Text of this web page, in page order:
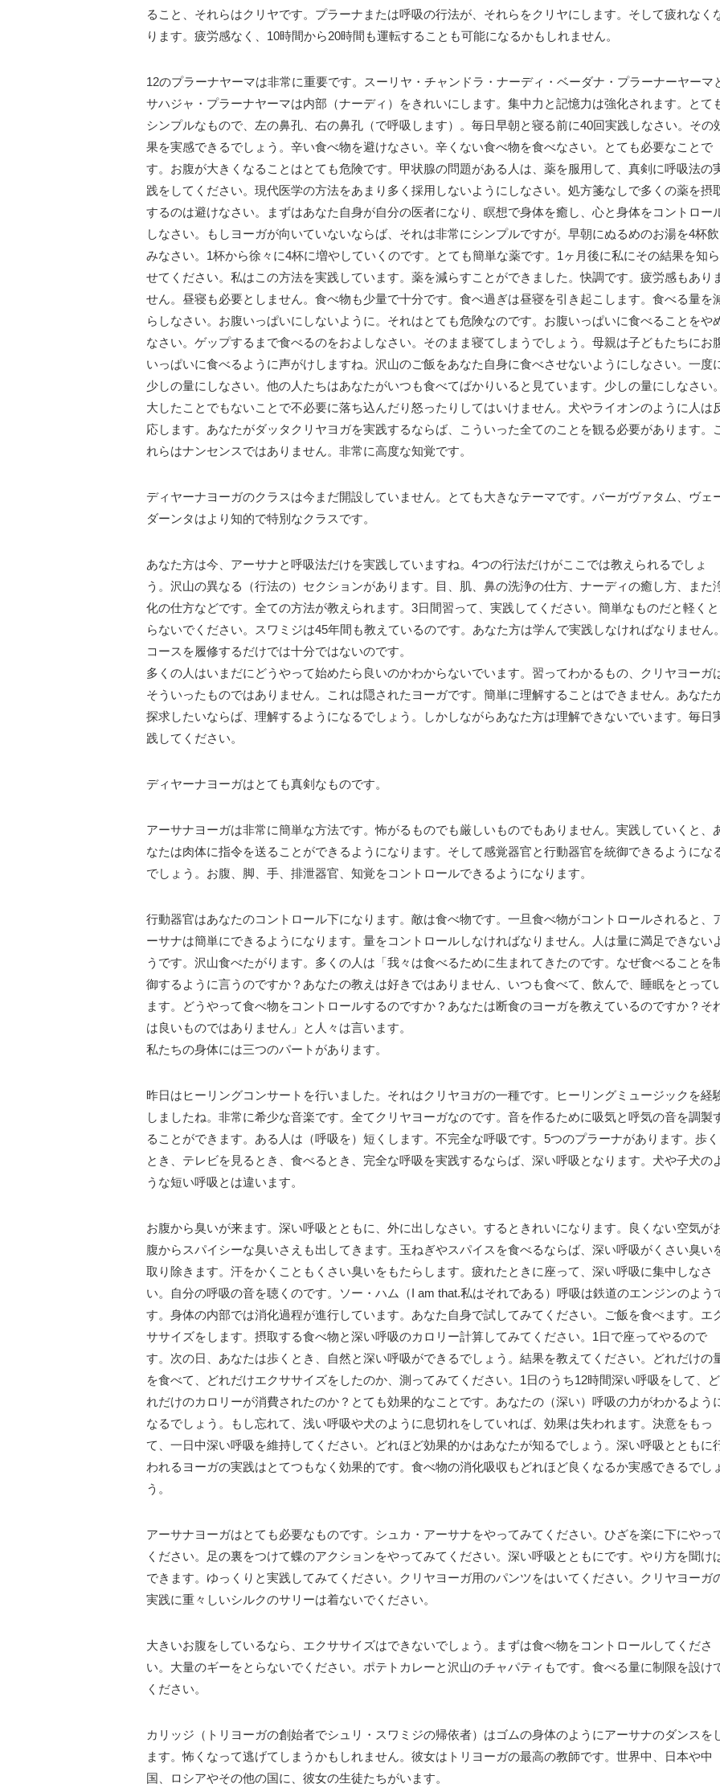
ること、それらはクリヤです。プラーナまたは呼吸の行法が、それらをクリヤにします。そして疲れなく
ります。疲労感なく、10時間から20時間も運転することも可能になるかもしれません。
12のプラーナヤーマは非常に重要です。スーリヤ・チャンドラ・ナーディ・ベーダナ・プラーナーヤーマ
サハジャ・プラーナヤーマは内部（ナーディ）をきれいにします。集中力と記憶力は強化されます。とて
シンプルなもので、左の鼻孔、右の鼻孔（で呼吸します）。毎日早朝と寝る前に40回実践しなさい。その
果を実感できるでしょう。辛い食べ物を避けなさい。辛くない食べ物を食べなさい。とても必要なことで
す。お腹が大きくなることはとても危険です。甲状腺の問題がある人は、薬を服用して、真剣に呼吸法の
践をしてください。現代医学の方法をあまり多く採用しないようにしなさい。処方箋なしで多くの薬を摂
するのは避けなさい。まずはあなた自身が自分の医者になり、瞑想で身体を癒し、心と身体をコントロー
しなさい。もしヨーガが向いていないならば、それは非常にシンプルですが。早朝にぬるめのお湯を4杯飲
みなさい。1杯から徐々に4杯に増やしていくのです。とても簡単な薬です。1ヶ月後に私にその結果を知ら
せてください。私はこの方法を実践しています。薬を減らすことができました。快調です。疲労感もあり
せん。昼寝も必要としません。食べ物も少量で十分です。食べ過ぎは昼寝を引き起こします。食べる量を
らしなさい。お腹いっぱいにしないように。それはとても危険なのです。お腹いっぱいに食べることをや
なさい。ゲップするまで食べるのをおよしなさい。そのまま寝てしまうでしょう。母親は子どもたちにお
いっぱいに食べるように声がけしますね。沢山のご飯をあなた自身に食べさせないようにしなさい。一度
少しの量にしなさい。他の人たちはあなたがいつも食べてばかりいると見ています。少しの量にしなさい。
大したことでもないことで不必要に落ち込んだり怒ったりしてはいけません。犬やライオンのように人は
応します。あなたがダッタクリヤヨガを実践するならば、こういった全てのことを観る必要があります。
れらはナンセンスではありません。非常に高度な知覚です。
ディヤーナヨーガのクラスは今まだ開設していません。とても大きなテーマです。バーガヴァタム、ヴェ
ダーンタはより知的で特別なクラスです。
あなた方は今、アーサナと呼吸法だけを実践していますね。4つの行法だけがここでは教えられるでしょ
う。沢山の異なる（行法の）セクションがあります。目、肌、鼻の洗浄の仕方、ナーディの癒し方、また
化の仕方などです。全ての方法が教えられます。3日間習って、実践してください。簡単なものだと軽くと
らないでください。スワミジは45年間も教えているのです。あなた方は学んで実践しなければなりません。
コースを履修するだけでは十分ではないのです。
多くの人はいまだにどうやって始めたら良いのかわからないでいます。習ってわかるもの、クリヤヨーガ
そういったものではありません。これは隠されたヨーガです。簡単に理解することはできません。あなた
探求したいならば、理解するようになるでしょう。しかしながらあなた方は理解できないでいます。毎日
践してください。
ディヤーナヨーガはとても真剣なものです。
アーサナヨーガは非常に簡単な方法です。怖がるものでも厳しいものでもありません。実践していくと、
なたは肉体に指令を送ることができるようになります。そして感覚器官と行動器官を統御できるようにな
でしょう。お腹、脚、手、排泄器官、知覚をコントロールできるようになります。
行動器官はあなたのコントロール下になります。敵は食べ物です。一旦食べ物がコントロールされると、
ーサナは簡単にできるようになります。量をコントロールしなければなりません。人は量に満足できない
うです。沢山食べたがります。多くの人は「我々は食べるために生まれてきたのです。なぜ食べることを
御するように言うのですか？あなたの教えは好きではありません、いつも食べて、飲んで、睡眠をとって
ます。どうやって食べ物をコントロールするのですか？あなたは断食のヨーガを教えているのですか？そ
は良いものではありません」と人々は言います。
私たちの身体には三つのパートがあります。
昨日はヒーリングコンサートを行いました。それはクリヤヨガの一種です。ヒーリングミュージックを経
しましたね。非常に希少な音楽です。全てクリヤヨーガなのです。音を作るために吸気と呼気の音を調製
ることができます。ある人は（呼吸を）短くします。不完全な呼吸です。5つのプラーナがあります。歩く
とき、テレビを見るとき、食べるとき、完全な呼吸を実践するならば、深い呼吸となります。犬や子犬の
うな短い呼吸とは違います。
お腹から臭いが来ます。深い呼吸とともに、外に出しなさい。するときれいになります。良くない空気が
腹からスパイシーな臭いさえも出してきます。玉ねぎやスパイスを食べるならば、深い呼吸がくさい臭い
取り除きます。汗をかくこともくさい臭いをもたらします。疲れたときに座って、深い呼吸に集中しなさ
い。自分の呼吸の音を聴くのです。ソー・ハム（I am that.私はそれである）呼吸は鉄道のエンジンのよう
す。身体の内部では消化過程が進行しています。あなた自身で試してみてください。ご飯を食べます。エ
ササイズをします。摂取する食べ物と深い呼吸のカロリー計算してみてください。1日で座ってやるので
す。次の日、あなたは歩くとき、自然と深い呼吸ができるでしょう。結果を教えてください。どれだけの
を食べて、どれだけエクササイズをしたのか、測ってみてください。1日のうち12時間深い呼吸をして、ど
れだけのカロリーが消費されたのか？とても効果的なことです。あなたの（深い）呼吸の力がわかるよう
なるでしょう。もし忘れて、浅い呼吸や犬のように息切れをしていれば、効果は失われます。決意をもっ
て、一日中深い呼吸を維持してください。どれほど効果的かはあなたが知るでしょう。深い呼吸とともに
われるヨーガの実践はとてつもなく効果的です。食べ物の消化吸収もどれほど良くなるか実感できるでし
う。
アーサナヨーガはとても必要なものです。シュカ・アーサナをやってみてください。ひざを楽に下にやっ
ください。足の裏をつけて蝶のアクションをやってみてください。深い呼吸とともにです。やり方を聞け
できます。ゆっくりと実践してみてください。クリヤヨーガ用のパンツをはいてください。クリヤヨーガ
実践に重々しいシルクのサリーは着ないでください。
大きいお腹をしているなら、エクササイズはできないでしょう。まずは食べ物をコントロールしてくださ
い。大量のギーをとらないでください。ポテトカレーと沢山のチャパティもです。食べる量に制限を設け
ください。
カリッジ（トリヨーガの創始者でシュリ・スワミジの帰依者）はゴムの身体のようにアーサナのダンスを
ます。怖くなって逃げてしまうかもしれません。彼女はトリヨーガの最高の教師です。世界中、日本や中
国、ロシアやその他の国に、彼女の生徒たちがいます。